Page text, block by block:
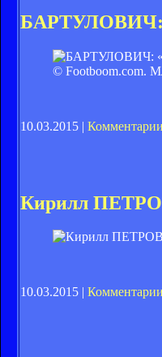
БАРТУЛОВИЧ:
© Footboom.com.
10.03.2015 |
Кирилл
10.03.2015 |